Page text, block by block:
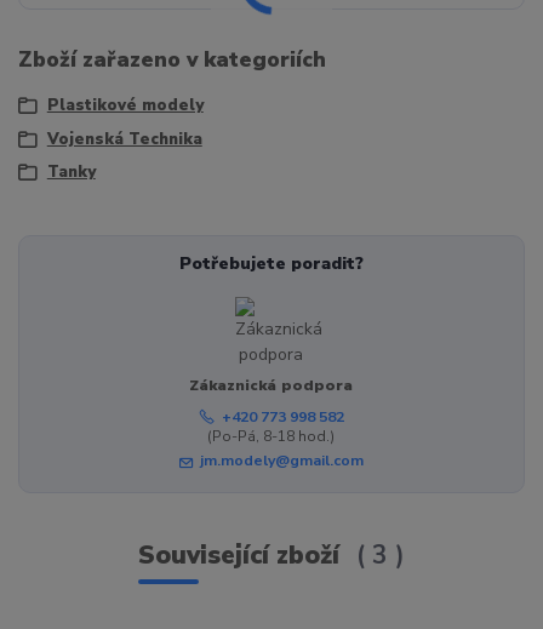
Zboží zařazeno v kategoriích
Plastikové modely
Vojenská Technika
Tanky
Potřebujete poradit?
Zákaznická podpora
+420 773 998 582
(Po-Pá, 8-18 hod.)
jm.modely@gmail.com
Související zboží 3